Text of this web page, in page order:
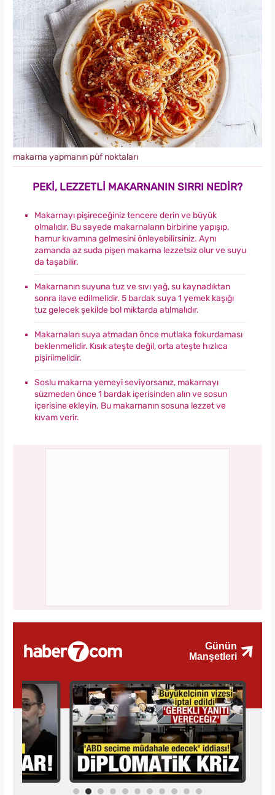
makarna yapmanın püf noktaları
PEKİ, LEZZETLİ MAKARNANIN SIRRI NEDİR?
Makarnayı pişireceğiniz tencere derin ve büyük
olmalıdır. Bu sayede makarnaların birbirine yapışıp,
hamur kıvamına gelmesini önleyebilirsiniz. Aynı
zamanda az suda pişen makarna lezzetsiz olur ve suyu
da taşabilir.
Makarnanın suyuna tuz ve sıvı yağ, su kaynadıktan
sonra ilave edilmelidir. 5 bardak suya 1 yemek kaşığı
tuz gelecek şekilde bol miktarda atılmalıdır.
Makarnaları suya atmadan önce mutlaka fokurdaması
beklenmelidir. Kısık ateşte değil, orta ateşte hızlıca
pişirilmelidir.
Soslu makarna yemeyi seviyorsanız, makarnayı
süzmeden önce 1 bardak içerisinden alın ve sosun
içerisine ekleyin. Bu makarnanın sosuna lezzet ve
kıvam verir.